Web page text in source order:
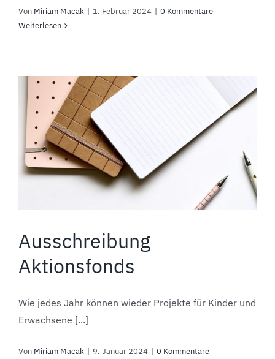
Von Miriam Macak | 1. Februar 2024 | 0 Kommentare
Weiterlesen
Ausschreibung
Aktionsfonds
Wie jedes Jahr können wieder Projekte für Kinder und
Erwachsene [...]
Von Miriam Macak | 9. Januar 2024 | 0 Kommentare